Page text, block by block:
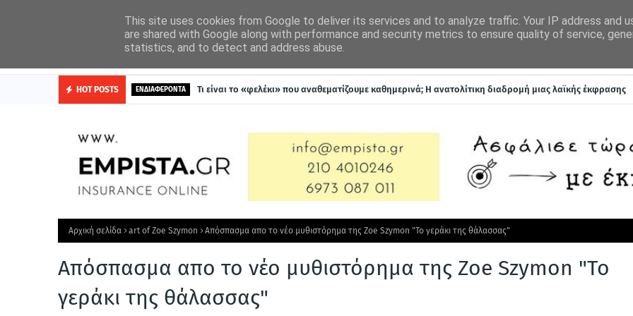
ΛΟΓΟΥ ΧΑΡΗ
HOT POSTS ΕΝΔΙΑΦΕΡΟΝΤΑ Τι είναι το «φελέκι» που αναθεματίζουμε καθημερινά; Η ανατολίτικη διαδρομή μιας λαϊκής έκφρασης
Αρχική σελίδα art of Zoe Szymon Απόσπασμα απο το νέο μυθιστόρημα της Zoe Szymon "Το γεράκι της θάλασσας"
Απόσπασμα απο το νέο μυθιστόρημα της Zoe Szymon "Το
γεράκι της θάλασσας"
This site uses cookies from Google to deliver its services and to analyze traffic. Your IP address and
are shared with Google along with performance and security metrics to ensure quality of service,
statistics, and to detect and address abuse.